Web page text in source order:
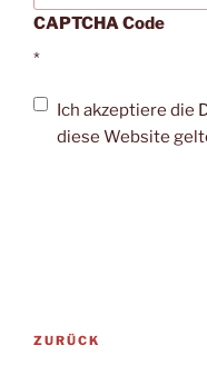
CAPTCHA Code
*
Ich akzeptiere die
diese Website
Vorheriger
ZURÜCK